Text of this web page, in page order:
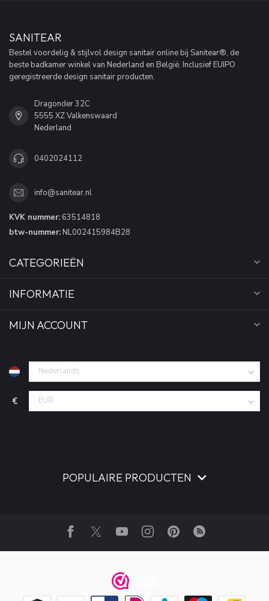
SANITEAR
Bestel voordelig & stijlvol design sanitair online bij Sanitear®, de
beste badkamer winkel van Nederland en België. Inclusief EUIPO
geregistreerde design sanitair producten.
Dragonder 32C
5555 XZ Valkenswaard
Nederland
0402024112
info@sanitear.nl
KVK nummer: 63514818
btw-nummer: NL002415984B28
CATEGORIEËN
INFORMATIE
MIJN ACCOUNT
€
POPULAIRE PRODUCTEN